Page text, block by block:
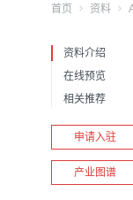
首页 资料
资料介绍
在线预览
相关推荐
申请入驻
产业图谱